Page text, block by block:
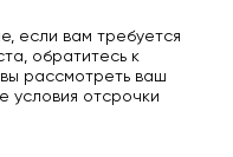
если вам требуется
обратитесь к
рассмотреть ваш
условия отсрочки